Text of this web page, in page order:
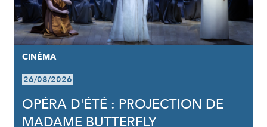
CINÉMA
26/08/2026
OPÉRA D'ÉTÉ : PROJECTION DE
MADAME BUTTERFLY